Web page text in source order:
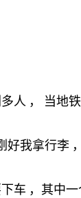
人 ， 当地
我拿行李
车 ，其中